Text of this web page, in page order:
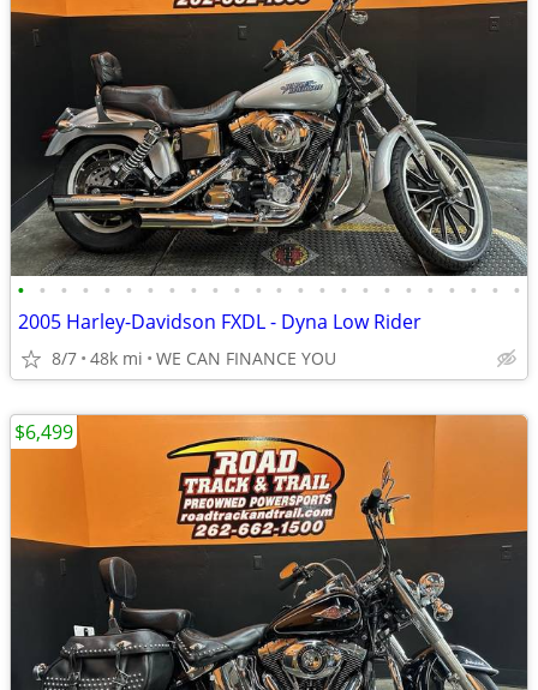
• • • • • • • • • • • • • • • • • • • • • • • •
2005 Harley-Davidson FXDL - Dyna Low Rider
8/7 48k mi WE CAN FINANCE YOU
$6,499